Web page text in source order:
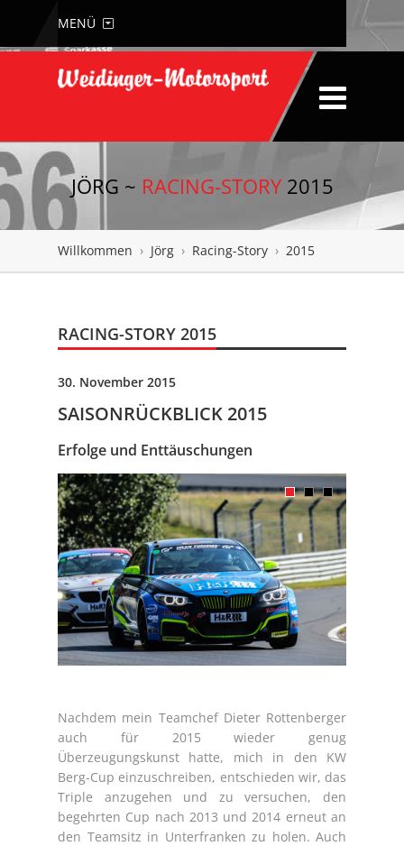
MENÜ
JÖRG ~ RACING-STORY2015
Willkommen › Jörg › Racing-Story › 2015
RACING-STORY 2015
30. November 2015
SAISONRÜCKBLICK 2015
Erfolge und Enttäuschungen
Nachdem mein Teamchef Dieter Rottenberger
auch für 2015 wieder genug
Überzeugungskunst hatte, mich in den KW
Berg-Cup einzuschreiben, entschieden wir, das
Triple anzugehen und zu versuchen, den
begehrten Cup nach 2013 und 2014 erneut an
den Teamsitz in Unterfranken zu holen. Auch